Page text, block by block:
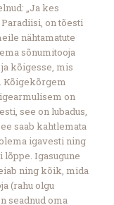
„Ja kes
on tõesti
nähtamatute
sõnumitooja
kõigesse, mis
Kõigekõrgem
on
see on lubadus,
saab kahtlemata
igavesti ning
lõppe. Igasugune
ning kõik, mida
(rahu olgu
seadnud oma